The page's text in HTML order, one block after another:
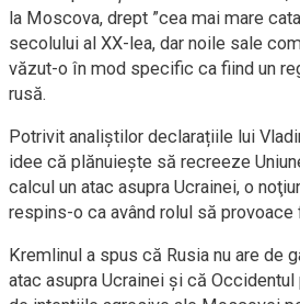
la Moscova, drept ”cea mai mare
secolului al XX-lea, dar noile sale
văzut-o în mod specific ca fiind un
rusă.
Potrivit analiștilor declarațiile lui
idee că plănuieşte să recreeze
calcul un atac asupra Ucrainei, o
respins-o ca având rolul să provoace
Kremlinul a spus că Rusia nu are de
atac asupra Ucrainei şi că